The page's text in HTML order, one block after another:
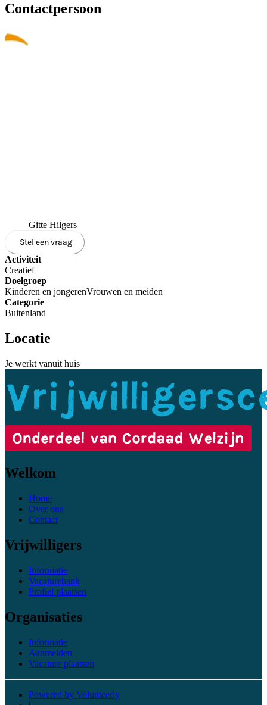
Contactpersoon
Gitte Hilgers
Stel een vraag
Activiteit
Creatief
Doelgroep
Kinderen en jongerenVrouwen en meiden
Categorie
Buitenland
Locatie
Je werkt vanuit huis
Welkom
Home
Over ons
Contact
Vrijwilligers
Informatie
Vacaturebank
Profiel plaatsen
Organisaties
Informatie
Aanmelden
Vacature plaatsen
Powered by Volunteerly